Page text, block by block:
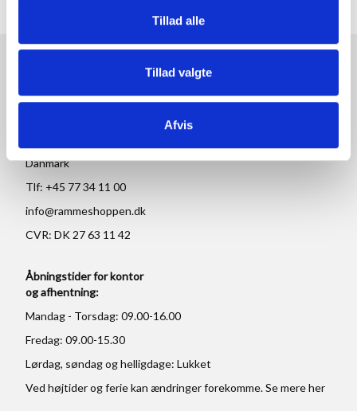
Tillad alle
Tillad valgte
Afvis
RAMMESHOPPEN.DK
Rammeshoppen ApS
8700 Horsens
Danmark
Tlf: +45 77 34 11 00
info@rammeshoppen.dk
CVR: DK 27 63 11 42
Åbningstider for kontor
og afhentning:
Mandag - Torsdag: 09.00-16.00
Fredag: 09.00-15.30
Lørdag, søndag og helligdage: Lukket
Ved højtider og ferie kan ændringer forekomme. Se mereher